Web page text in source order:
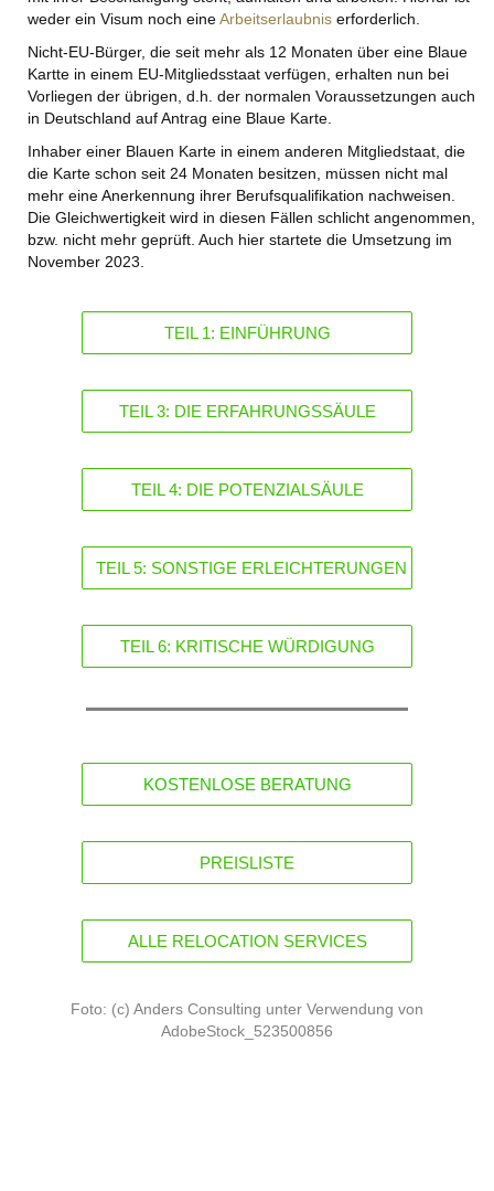
weder ein Visum noch eineArbeitserlaubnis erforderlich.
Nicht-EU-Bürger, die seit mehr als 12 Monaten über eine Blaue
Kartte in einem EU-Mitgliedsstaat verfügen, erhalten nun bei
Vorliegen der übrigen, d.h. der normalen Voraussetzungen auch
in Deutschland auf Antrag eine Blaue Karte.
Inhaber einer Blauen Karte in einem anderen Mitgliedstaat, die
die Karte schon seit 24 Monaten besitzen, müssen nicht mal
mehr eine Anerkennung ihrer Berufsqualifikation nachweisen.
Die Gleichwertigkeit wird in diesen Fällen schlicht angenommen,
bzw. nicht mehr geprüft. Auch hier startete die Umsetzung im
November 2023.
TEIL 1: EINFÜHRUNG
TEIL 3: DIE ERFAHRUNGSSÄULE
TEIL 4: DIE POTENZIALSÄULE
TEIL 5: SONSTIGE ERLEICHTERUNGEN
TEIL 6: KRITISCHE WÜRDIGUNG
KOSTENLOSE BERATUNG
PREISLISTE
ALLE RELOCATION SERVICES
Foto: (c) Anders Consulting unter Verwendung von
AdobeStock_523500856